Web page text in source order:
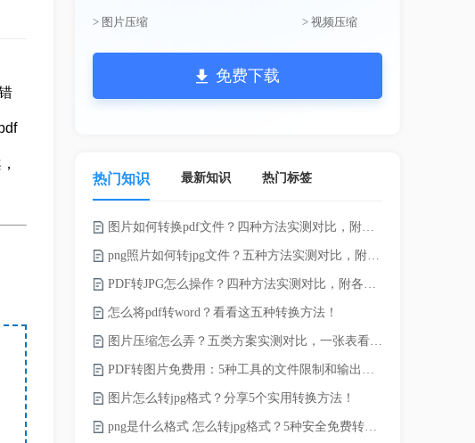
> 图片压缩 > 视频压缩
免费下载
热门知识 最新知识 热门标签
图片如何转换pdf文件？四种方法实测对比，附各场景最优选！
png照片如何转jpg文件？五种方法实测对比，附各场景最优选!！
PDF转JPG怎么操作？四种方法实测对比，附各场景最优选！
怎么将pdf转word？看看这五种转换方法！
图片压缩怎么弄？五类方案实测对比，一张表看懂怎么选！
PDF转图片免费用：5种工具的文件限制和输出质量对比！
图片怎么转jpg格式？分享5个实用转换方法！
png是什么格式 怎么转jpg格式？5种安全免费转换方法全解析！